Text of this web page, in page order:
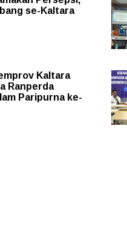
se-Kaltara
Kaltara
Ranperda
Paripurna ke-